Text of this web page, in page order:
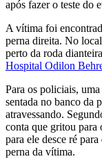
após fazer o teste do
A vítima foi
perna direita. No
perto da roda
Hospital Odilon
Para os policiais,
sentada no banco da
atravessando.
conta que gritou para
para ele desce ré
perna da vítima.